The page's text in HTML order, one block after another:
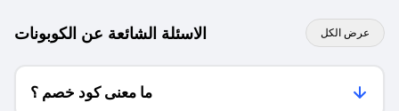
الاسئلة الشائعة عن الكوبونات عرض الكل
ما معنى كود خصم ؟